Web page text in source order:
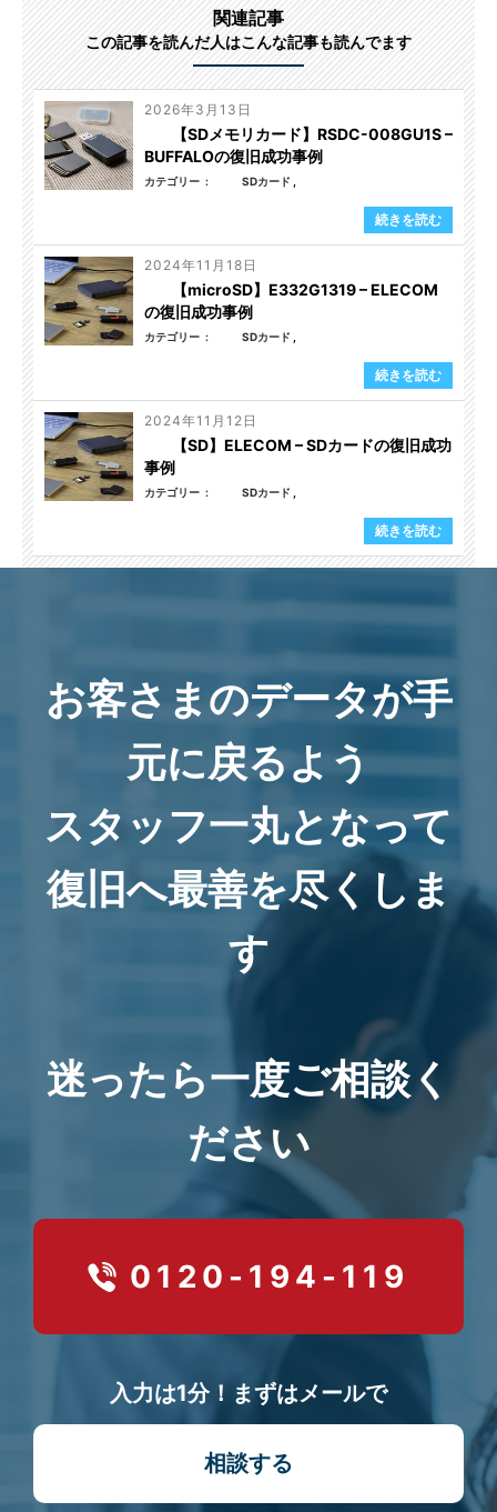
関連記事
この記事を読んだ人はこんな記事も読んでます
2026年3月13日
【SDメモリカード】RSDC-008GU1S –
BUFFALOの復旧成功事例
カテゴリー SDカード
続きを読む
2024年11月18日
【microSD】E332G1319 – ELECOM
の復旧成功事例
カテゴリー SDカード
続きを読む
2024年11月12日
【SD】ELECOM – SDカードの復旧成功
事例
カテゴリー SDカード
続きを読む
お客さまのデータが手
元に戻るよう
スタッフ一丸となって
復旧へ最善を尽くしま
す
迷ったら一度ご相談く
ださい
0120-194-119
入力は1分！まずはメールで
相談する